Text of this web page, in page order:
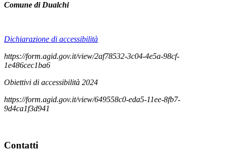
Comune di Dualchi
Dichiarazione di accessibilità
https://form.agid.gov.it/view/2af78532-3c04-4e5a-98cf-
1e486cec1ba6
Obiettivi di accessibilità 2024
https://form.agid.gov.it/view/649558c0-eda5-11ee-8fb7-
9d4ca1f3d941
Contatti